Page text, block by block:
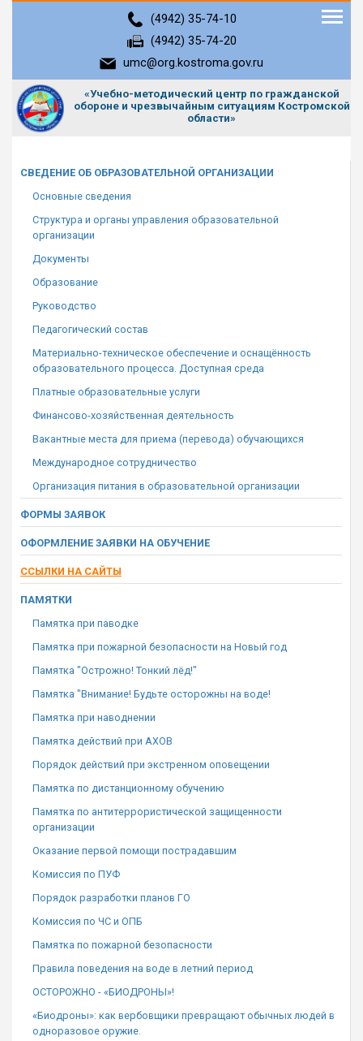
(4942) 35-74-10
(4942) 35-74-20
umc@org.kostroma.gov.ru
«Учебно-методический центр по гражданской
обороне и чрезвычайным ситуациям Костромской
области»
СВЕДЕНИЕ ОБ ОБРАЗОВАТЕЛЬНОЙ ОРГАНИЗАЦИИ
Основные сведения
Структура и органы управления образовательной
организации
Документы
Образование
Руководство
Педагогический состав
Материально-техническое обеспечение и оснащённость
образовательного процесса. Доступная среда
Платные образовательные услуги
Финансово-хозяйственная деятельность
Вакантные места для приема (перевода) обучающихся
Международное сотрудничество
Организация питания в образовательной организации
ФОРМЫ ЗАЯВОК
ОФОРМЛЕНИЕ ЗАЯВКИ НА ОБУЧЕНИЕ
ССЫЛКИ НА САЙТЫ
ПАМЯТКИ
Памятка при паводке
Памятка при пожарной безопасности на Новый год
Памятка "Острожно! Тонкий лёд!"
Памятка "Внимание! Будьте осторожны на воде!
Памятка при наводнении
Памятка действий при АХОВ
Порядок действий при экстренном оповещении
Памятка по дистанционному обучению
Памятка по антитеррористической защищенности
организации
Оказание первой помощи пострадавшим
Комиссия по ПУФ
Порядок разработки планов ГО
Комиссия по ЧС и ОПБ
Памятка по пожарной безопасности
Правила поведения на воде в летний период
ОСТОРОЖНО - «БИОДРОНЫ»!
«Биодроны»: как вербовщики превращают обычных людей в
одноразовое оружие.